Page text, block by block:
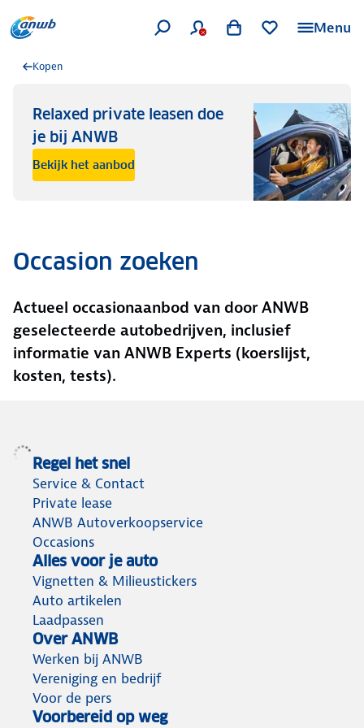
Menu
Kopen
Relaxed private leasen doe
je bij ANWB
Bekijk het aanbod
Occasion zoeken
Actueel occasionaanbod van door ANWB
geselecteerde autobedrijven, inclusief
informatie van ANWB Experts (koerslijst,
kosten, tests).
Regel het snel
Service & Contact
Private lease
ANWB Autoverkoopservice
Occasions
Alles voor je auto
Vignetten & Milieustickers
Auto artikelen
Laadpassen
Over ANWB
Werken bij ANWB
Vereniging en bedrijf
Voor de pers
Voorbereid op weg